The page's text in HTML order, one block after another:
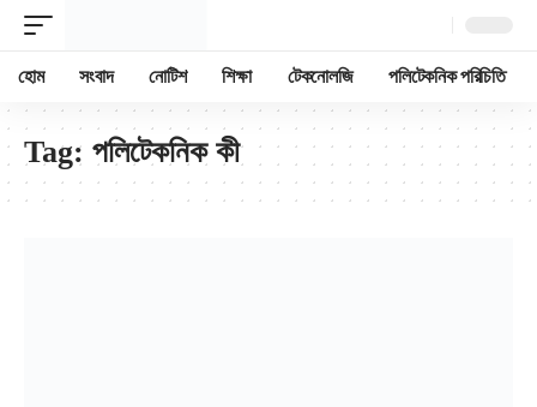
হোম সংবাদ নোটিশ শিক্ষা টেকনোলজি পলিটেকনিক পরিচিতি
Tag: পলিটেকনিক কী